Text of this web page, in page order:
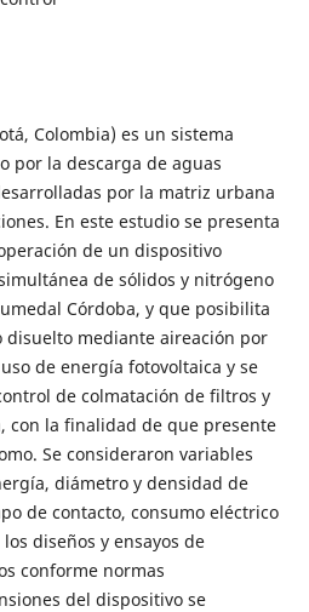
Colombia) es un sistema
por la descarga de aguas
por la matriz urbana
En este estudio se presenta
de un dispositivo
de sólidos y nitrógeno
Córdoba, y que posibilita
mediante aireación por
de energía fotovoltaica y se
de colmatación de filtros y
con la finalidad de que presente
Se consideraron variables
diámetro y densidad de
de contacto, consumo eléctrico
diseños y ensayos de
conforme normas
del dispositivo se